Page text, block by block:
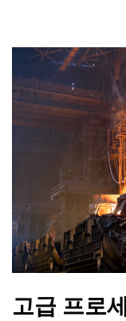
고급 프로